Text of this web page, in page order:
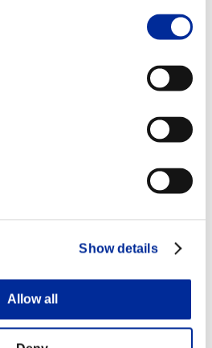
Show details
Allow all